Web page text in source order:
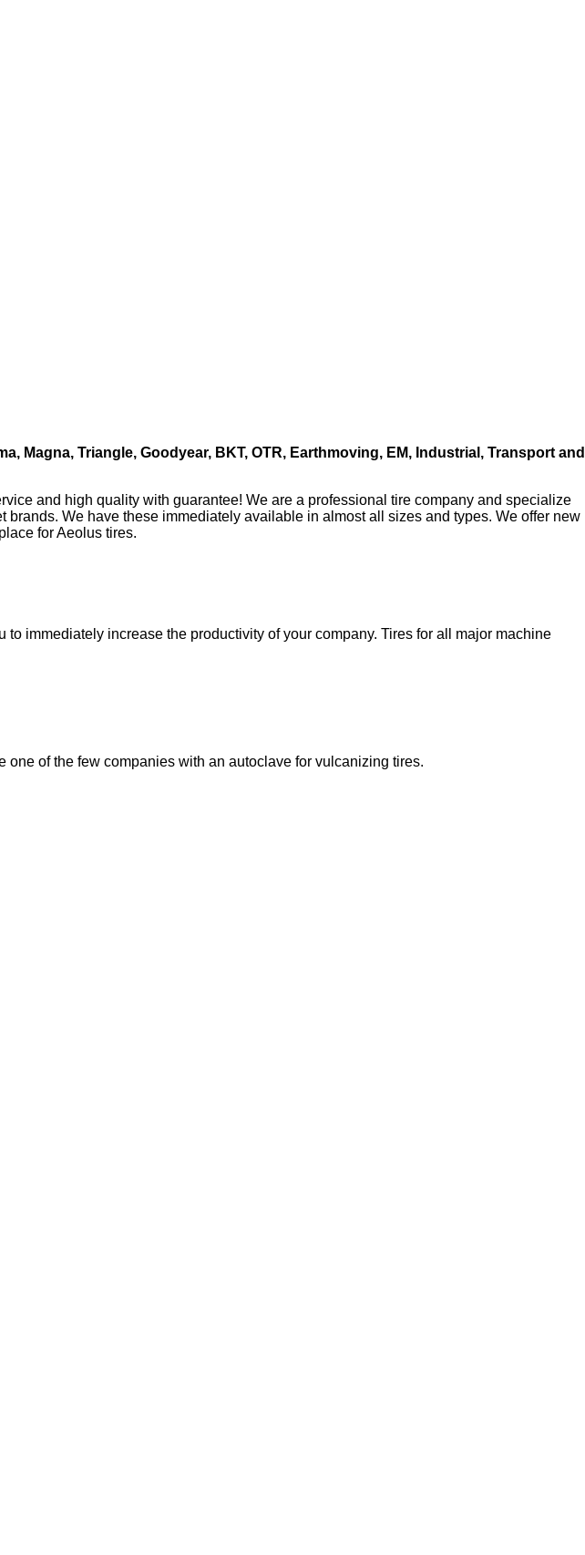
Magna, Triangle, Goodyear, BKT, OTR, Earthmoving, EM, Industrial, Transport and
and high quality with guarantee! We are a professional tire company and specialize
We have these immediately available in almost all sizes and types. We offer new
for Aeolus tires.
immediately increase the productivity of your company. Tires for all major machine
of the few companies with an autoclave for vulcanizing tires.